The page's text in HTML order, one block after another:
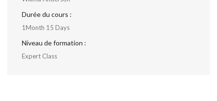
Durée du cours :
1Month 15 Days
Niveau de formation :
Expert Class